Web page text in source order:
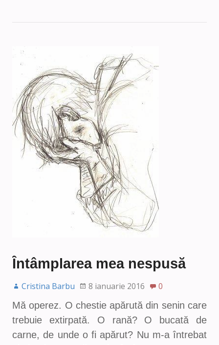
Întâmplarea mea nespusă
Cristina Barbu 8 ianuarie 2016
0
Mă operez. O chestie apărută din senin care
trebuie extirpată. O rană? O bucată de
carne, de unde o fi apărut? Nu m-a întrebat